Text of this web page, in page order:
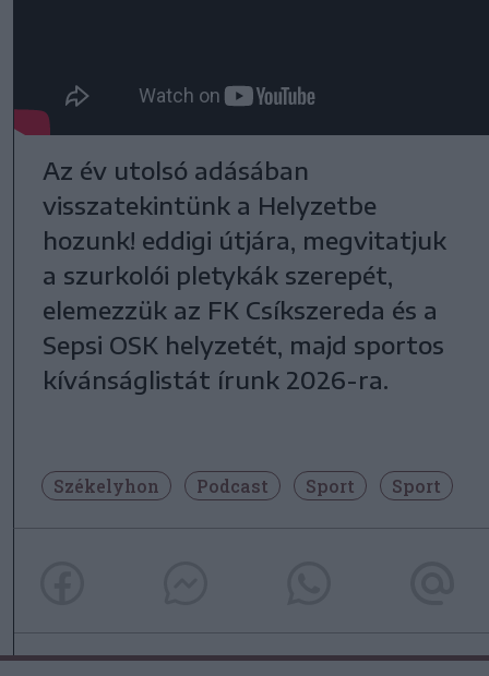
Az év utolsó adásában
visszatekintünk a Helyzetbe
hozunk! eddigi útjára, megvitatjuk
a szurkolói pletykák szerepét,
elemezzük az FK Csíkszereda és a
Sepsi OSK helyzetét, majd sportos
kívánságlistát írunk 2026-ra.
Székelyhon Podcast Sport Sport